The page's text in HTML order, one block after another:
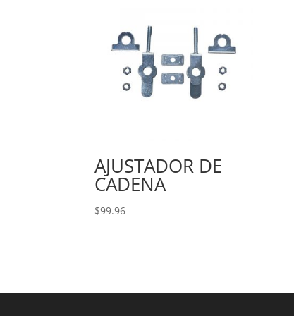
AJUSTADOR DE
CADENA
$99.96